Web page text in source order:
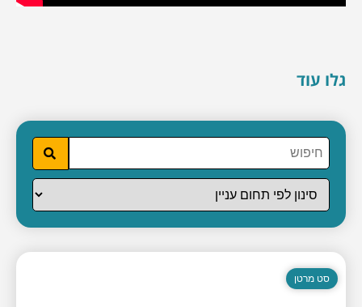
גלו עוד
סט מרטן